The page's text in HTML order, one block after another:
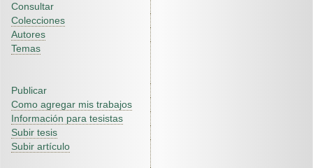
Consultar
Colecciones
Autores
Temas
Publicar
Como agregar mis trabajos
Información para tesistas
Subir tesis
Subir artículo